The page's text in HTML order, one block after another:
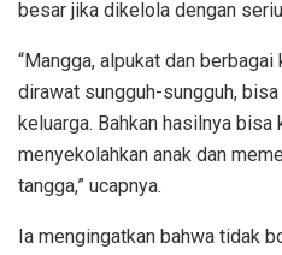
besar jika dikelola dengan
“Mangga, alpukat dan
dirawat sungguh-sungguh,
keluarga. Bahkan hasilnya bisa
menyekolahkan anak dan
tangga,” ucapnya.
Ia mengingatkan bahwa tidak